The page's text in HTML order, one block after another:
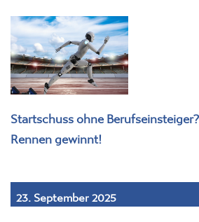
Startschuss ohne
Rennen gewinnt!
23. September 2025